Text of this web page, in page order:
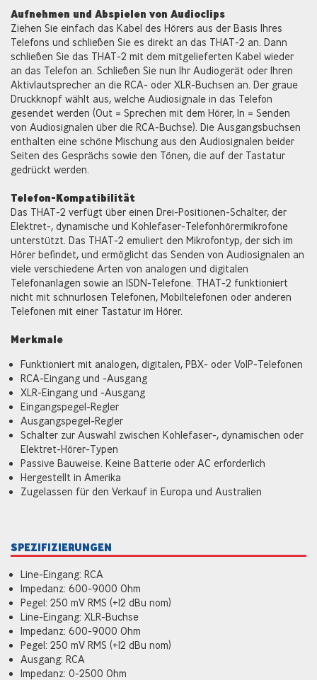
Aufnehmen und Abspielen von Audioclips
Ziehen Sie einfach das Kabel des Hörers aus der Basis Ihres
Telefons und schließen Sie es direkt an das THAT-2 an. Dann
schließen Sie das THAT-2 mit dem mitgelieferten Kabel wieder
an das Telefon an. Schließen Sie nun Ihr Audiogerät oder Ihren
Aktivlautsprecher an die RCA- oder XLR-Buchsen an. Der graue
Druckknopf wählt aus, welche Audiosignale in das Telefon
gesendet werden (Out = Sprechen mit dem Hörer, In = Senden
von Audiosignalen über die RCA-Buchse). Die Ausgangsbuchsen
enthalten eine schöne Mischung aus den Audiosignalen beider
Seiten des Gesprächs sowie den Tönen, die auf der Tastatur
gedrückt werden.
Telefon-Kompatibilität
Das THAT-2 verfügt über einen Drei-Positionen-Schalter, der
Elektret-, dynamische und Kohlefaser-Telefonhörermikrofone
unterstützt. Das THAT-2 emuliert den Mikrofontyp, der sich im
Hörer befindet, und ermöglicht das Senden von Audiosignalen an
viele verschiedene Arten von analogen und digitalen
Telefonanlagen sowie an ISDN-Telefone. THAT-2 funktioniert
nicht mit schnurlosen Telefonen, Mobiltelefonen oder anderen
Telefonen mit einer Tastatur im Hörer.
Merkmale
Funktioniert mit analogen, digitalen, PBX- oder VoIP-Telefonen
RCA-Eingang und -Ausgang
XLR-Eingang und -Ausgang
Eingangspegel-Regler
Ausgangspegel-Regler
Schalter zur Auswahl zwischen Kohlefaser-, dynamischen oder
Elektret-Hörer-Typen
Passive Bauweise. Keine Batterie oder AC erforderlich
Hergestellt in Amerika
Zugelassen für den Verkauf in Europa und Australien
SPEZIFIZIERUNGEN
Line-Eingang: RCA
Impedanz: 600-9000 Ohm
Pegel: 250 mV RMS (+12 dBu nom)
Line-Eingang: XLR-Buchse
Impedanz: 600-9000 Ohm
Pegel: 250 mV RMS (+12 dBu nom)
Ausgang: RCA
Impedanz: 0-2500 Ohm